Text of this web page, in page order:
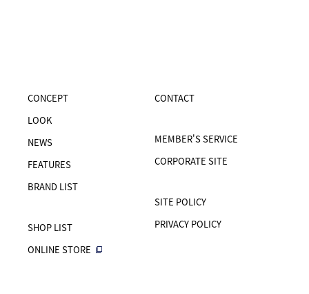
CONCEPT
LOOK
NEWS
FEATURES
BRAND LIST
SHOP LIST
ONLINE STORE
CONTACT
MEMBER'S SERVICE
CORPORATE SITE
SITE POLICY
PRIVACY POLICY